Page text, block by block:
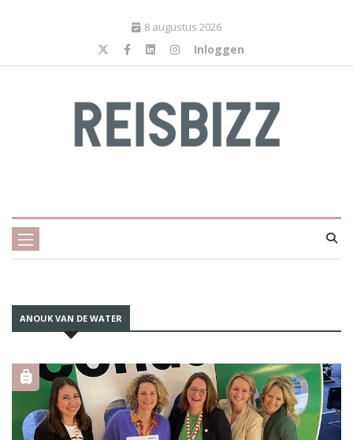
8 augustus 2026
Inloggen
ANOUK VAN DE WATER